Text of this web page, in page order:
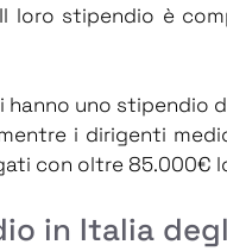
loro stipendio è
hanno uno stipendio
i dirigenti
con oltre 85.000€
in Italia